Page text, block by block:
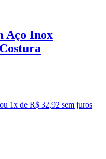
Aço Inox
ou 1x de R$ 32,92 sem juros